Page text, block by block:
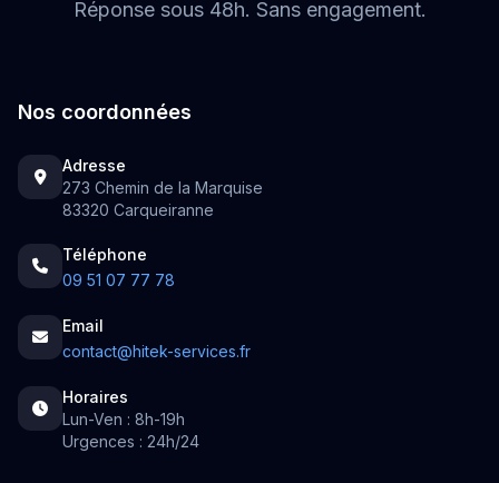
Réponse sous 48h. Sans engagement.
Nos coordonnées
Adresse
273 Chemin de la Marquise
83320 Carqueiranne
Téléphone
09 51 07 77 78
Email
contact@hitek-services.fr
Horaires
Lun-Ven : 8h-19h
Urgences : 24h/24